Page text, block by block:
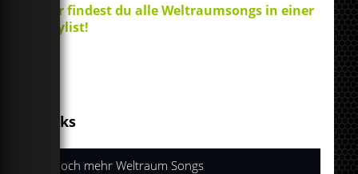
Hier findest du alle Weltraumsongs in einer
Playlist!
Links
Noch mehr Weltraum Songs